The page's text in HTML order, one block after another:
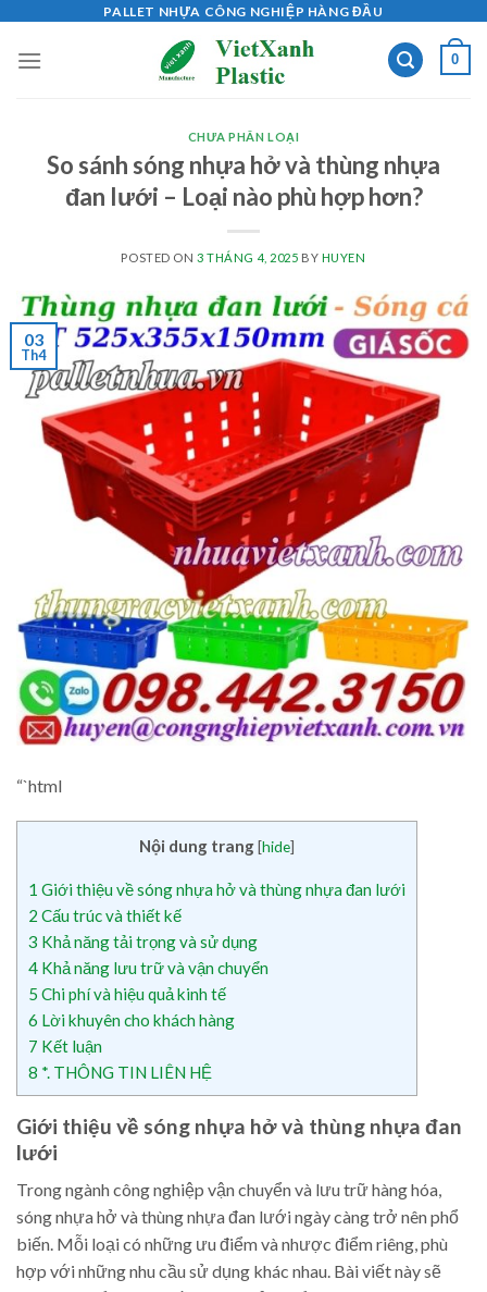
content
PALLET NHỰA CÔNG NGHIỆP HÀNG ĐẦU
0
CHƯA PHÂN LOẠI
So sánh sóng nhựa hở và thùng nhựa
đan lưới – Loại nào phù hợp hơn?
POSTED ON3 THÁNG 4, 2025 BY HUYEN
03
Th4
“`html
Nội dung trang[hide]
1 Giới thiệu về sóng nhựa hở và thùng nhựa đan lưới
2 Cấu trúc và thiết kế
3 Khả năng tải trọng và sử dụng
4 Khả năng lưu trữ và vận chuyển
5 Chi phí và hiệu quả kinh tế
6 Lời khuyên cho khách hàng
7 Kết luận
8 *. THÔNG TIN LIÊN HỆ
Giới thiệu về sóng nhựa hở và thùng nhựa đan
lưới
Trong ngành công nghiệp vận chuyển và lưu trữ hàng hóa,
sóng nhựa hở và thùng nhựa đan lưới ngày càng trở nên phổ
biến. Mỗi loại có những ưu điểm và nhược điểm riêng, phù
hợp với những nhu cầu sử dụng khác nhau. Bài viết này sẽ